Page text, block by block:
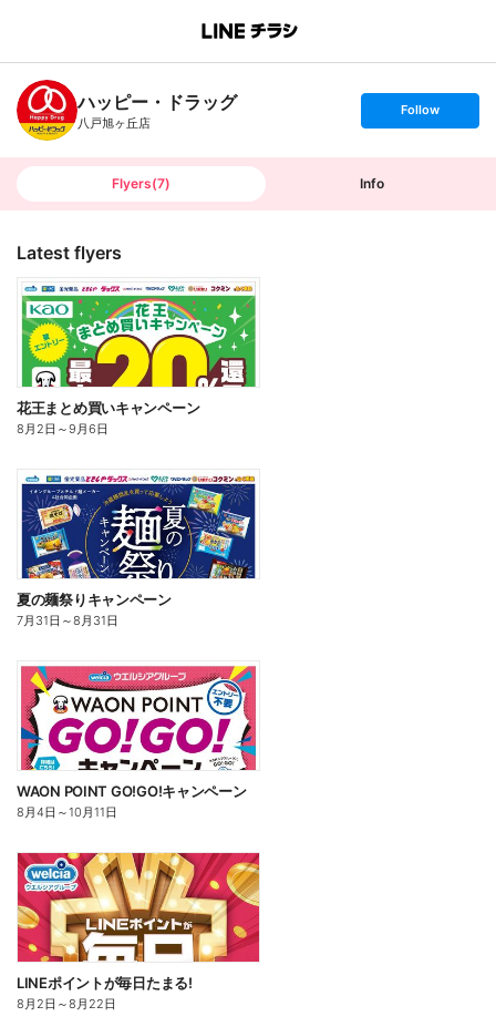
B
n
c
h
T
ハッピー・ドラッグ
八戸旭ヶ丘店
s
t
o
Follow
Flyers(7) Info
Latest flyers
花王まとめ買いキャンペーン
8月2日 ～9月6日
夏の麺祭りキャンペーン
7月31日 ～8月31日
WAON POINT GO!GO!キャンペーン
8月4日 ～10月11日
LINEポイントが毎日たまる!
8月2日 ～8月22日